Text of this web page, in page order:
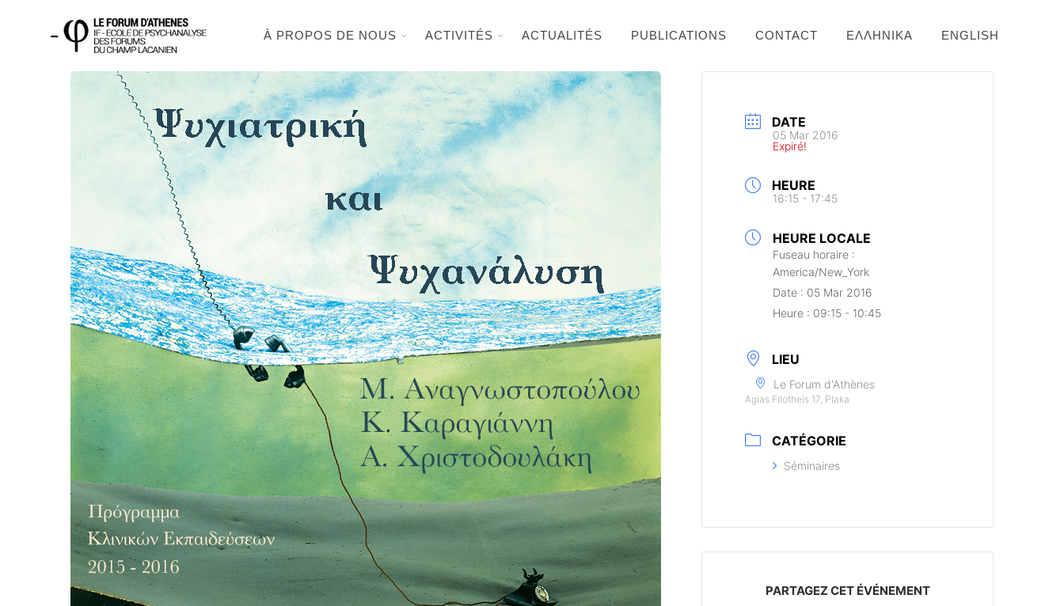
À PROPOS DE NOUS ACTIVITÉS ACTUALITÉS PUBLICATIONS CONTACT ΕΛΛΗΝΙΚΆ ENGLISH
DATE
05 Mar 2016
Expiré!
HEURE
16:15 - 17:45
HEURE LOCALE
Fuseau horaire :
America/New_York
Date : 05 Mar 2016
Heure : 09:15 - 10:45
LIEU
Le Forum d'Athènes
Agias Filotheis 17, Plaka
CATÉGORIE
Séminaires
PARTAGEZ CET ÉVÉNEMENT